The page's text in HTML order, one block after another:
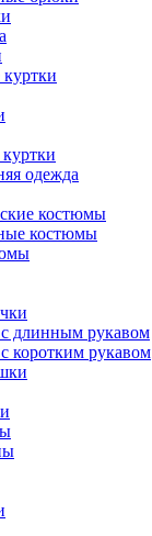
одежда
костюмы
костюмы
длинным рукавом
коротким рукавом